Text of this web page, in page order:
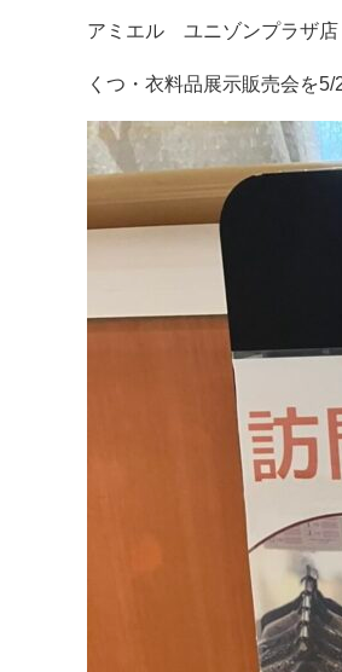
アミエル ユニゾンプラザ
くつ・衣料品展示販売会を